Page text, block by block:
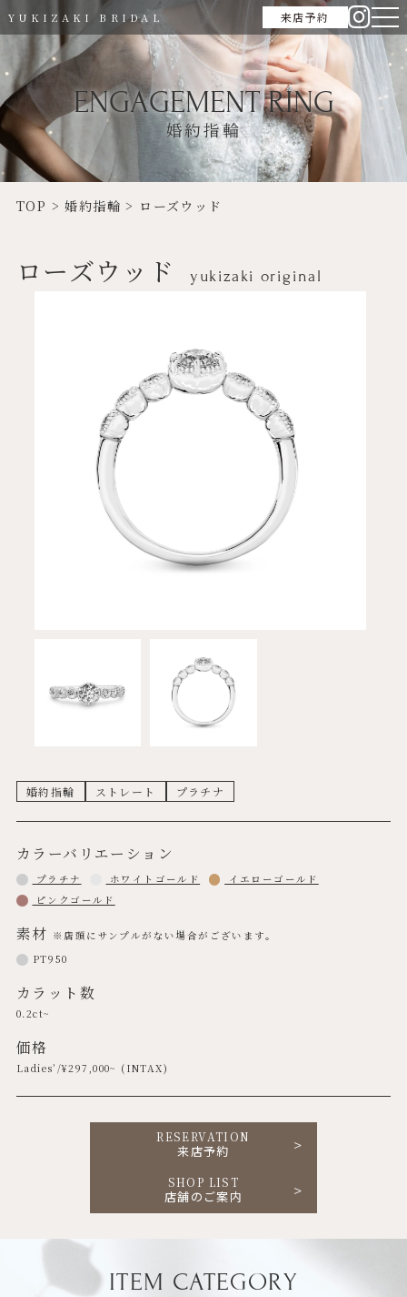
YUKIZAKI BRIDAL 来店予約
ENGAGEMENT RING
婚約指輪
TOP >婚約指輪 > ローズウッド
ローズウッド yukizaki original
婚約指輪 ストレート プラチナ
カラーバリエーション
プラチナ ホワイトゴールド
イエローゴールド
ピンクゴールド
素材 ※店頭にサンプルがない場合がございます。
PT950
カラット数
0.2ct~
価格
Ladies’/¥297,000~ (INTAX)
RESERVATION
来店予約
SHOP LIST
店舗のご案内
ITEM CATEGORY